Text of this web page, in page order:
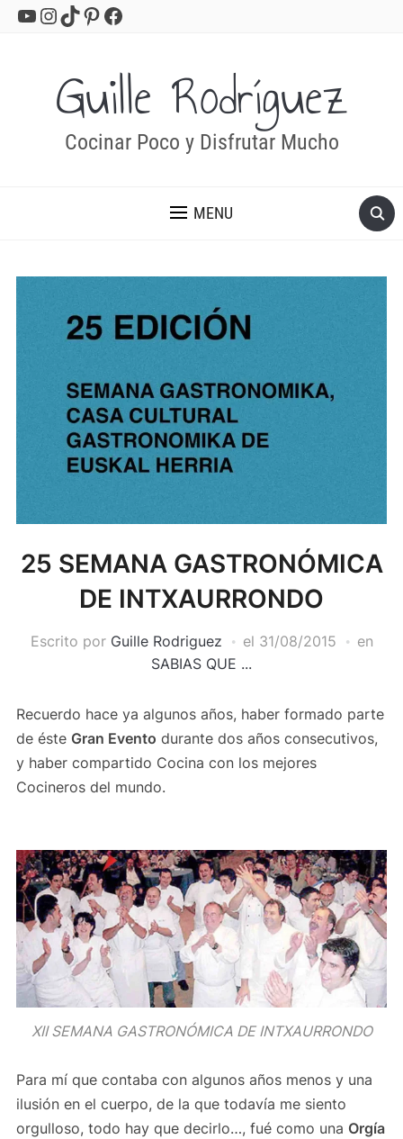
YouTube
Instagram
TikTok
Pinterest
Facebook
Guille Rodríguez
Cocinar Poco y Disfrutar Mucho
MENU
25 SEMANA GASTRONÓMICA
DE INTXAURRONDO
Escrito por Guille Rodriguez el 31/08/2015
en
SABIAS QUE ...
Recuerdo hace ya algunos años, haber formado parte
de éste Gran Evento durante dos años consecutivos,
y haber compartido Cocina con los mejores
Cocineros del mundo.
XII SEMANA GASTRONÓMICA DE INTXAURRONDO
Para mí que contaba con algunos años menos y una
ilusión en el cuerpo, de la que todavía me siento
orgulloso, todo hay que decirlo…, fué como una Orgía